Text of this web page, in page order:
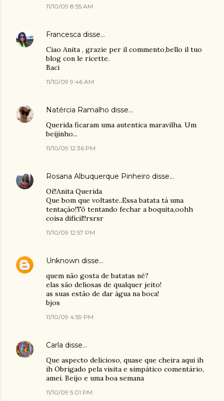
11/10/09 8:55 AM
Francesca disse…
Ciao Anita , grazie per il commento,bello il tuo
blog con le ricette.
Baci
11/10/09 9:46 AM
Natércia Ramalho disse…
Querida ficaram uma autentica maravilha. Um
beijinho...
11/10/09 12:36 PM
Rosana Albuquerque Pinheiro disse…
Oi!!Anita Querida
Que bom que voltaste..Essa batata tá uma
tentação!Tô tentando fechar a boquita,oohh
coisa difícil!!rsrsr
11/10/09 12:57 PM
Unknown disse…
quem não gosta de batatas né?
elas são deliosas de qualquer jeito!
as suas estão de dar água na boca!
bjos
11/10/09 4:59 PM
Carla disse…
Que aspecto delicioso, quase que cheira aqui ih
ih Obrigado pela visita e simpático comentário,
amei. Beijo e uma boa semana
11/10/09 5:01 PM